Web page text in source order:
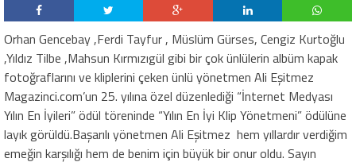
Orhan Gencebay ,Ferdi Tayfur , Müslüm Gürses, Cengiz Kurtoğlu
,Yıldız Tilbe ,Mahsun Kırmızıgül gibi bir çok ünlülerin albüm kapak
fotoğraflarını ve kliplerini çeken ünlü yönetmen Ali Eşitmez
Magazinci.com’un 25. yılına özel düzenlediği “İnternet Medyası
Yılın En İyileri” ödül töreninde “Yılın En İyi Klip Yönetmeni” ödülüne
layık görüldü.Başarılı yönetmen Ali Eşitmez hem yıllardır verdiğim
emeğin karşılığı hem de benim için büyük bir onur oldu. Sayın